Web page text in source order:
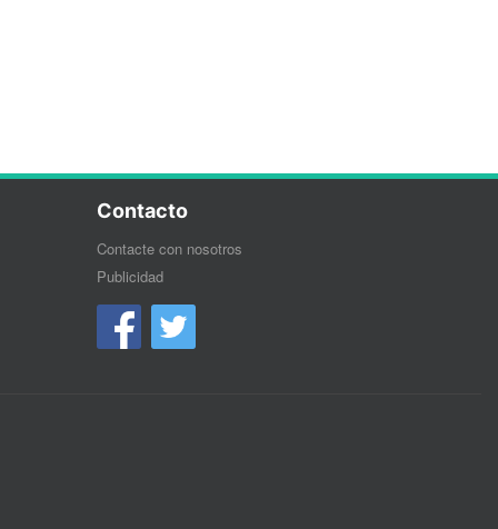
Contacto
Contacte con nosotros
Publicidad